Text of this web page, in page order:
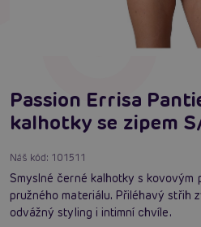
Passion Errisa
kalhotky se zipem
Náš kód: 101511
Smyslné černé kalhotky s kovovým
pružného materiálu. Přiléhavý střih
odvážný styling i intimní chvíle.